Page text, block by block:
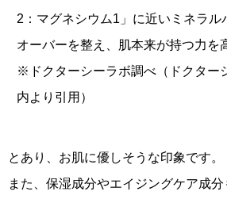
2：マグネシウム1」に近いミネラル
オーバーを整え、肌本来が持つ力を
※ドクターシーラボ調べ（ドクター
内より引用）
とあり、お肌に優しそうな印象です。
また、保湿成分やエイジングケア成